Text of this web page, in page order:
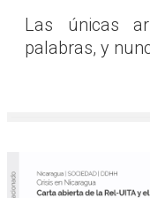
Las únicas
palabras, y